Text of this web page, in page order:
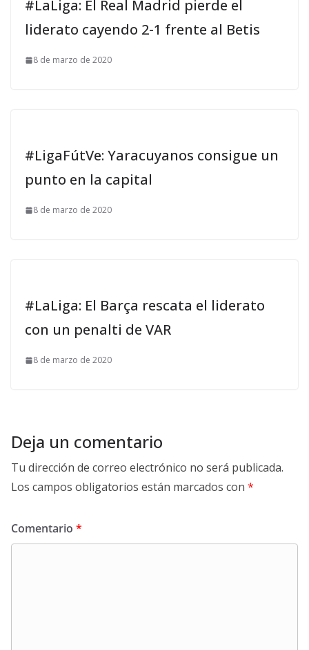
#LaLiga: El Real Madrid pierde el
liderato cayendo 2-1 frente al Betis
8 de marzo de 2020
#LigaFútVe: Yaracuyanos consigue un
punto en la capital
8 de marzo de 2020
#LaLiga: El Barça rescata el liderato
con un penalti de VAR
8 de marzo de 2020
Deja un comentario
Tu dirección de correo electrónico no será publicada.
Los campos obligatorios están marcados con *
Comentario *